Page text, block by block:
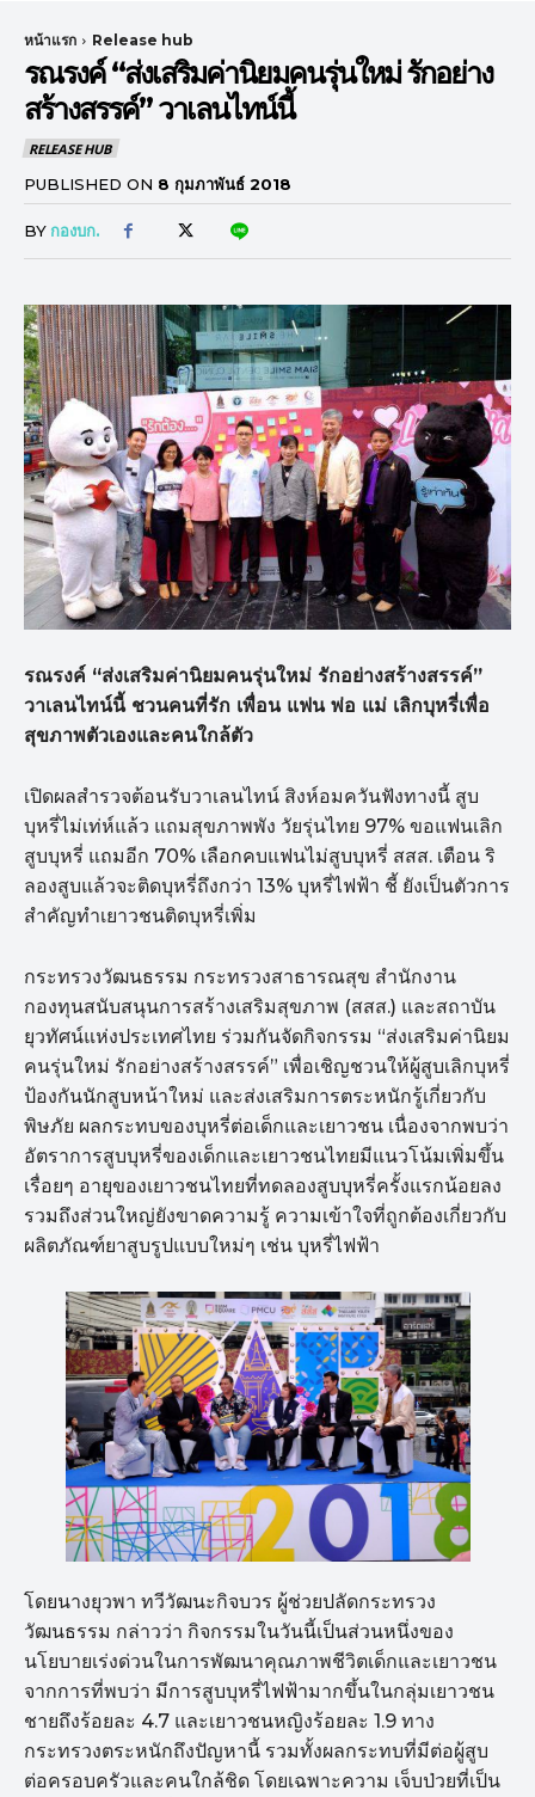
หน้าแรก Release hub
รณรงค์ “ส่งเสริมค่านิยมคนรุ่นใหม่ รักอย่าง
สร้างสรรค์” วาเลนไทน์นี้
RELEASE HUB
PUBLISHED ON 8 กุมภาพันธ์ 2018
BY กองบก.
รณรงค์ “ส่งเสริมค่านิยมคนรุ่นใหม่ รักอย่างสร้างสรรค์”
วาเลนไทน์นี้ ชวนคนที่รัก เพื่อน แฟน พ่อ แม่ เลิกบุหรี่เพื่อ
สุขภาพตัวเองและคนใกล้ตัว
เปิดผลสำรวจต้อนรับวาเลนไทน์ สิงห์อมควันฟังทางนี้ สูบ
บุหรี่ไม่เท่ห์แล้ว แถมสุขภาพพัง วัยรุ่นไทย 97% ขอแฟนเลิก
สูบบุหรี่ แถมอีก 70% เลือกคบแฟนไม่สูบบุหรี่ สสส. เตือน ริ
ลองสูบแล้วจะติดบุหรี่ถึงกว่า 13% บุหรี่ไฟฟ้า ชี้ ยังเป็นตัวการ
สำคัญทำเยาวชนติดบุหรี่เพิ่ม
กระทรวงวัฒนธรรม กระทรวงสาธารณสุข สำนักงาน
กองทุนสนับสนุนการสร้างเสริมสุขภาพ (สสส.) และสถาบัน
ยุวทัศน์แห่งประเทศไทย ร่วมกันจัดกิจกรรม “ส่งเสริมค่านิยม
คนรุ่นใหม่ รักอย่างสร้างสรรค์” เพื่อเชิญชวนให้ผู้สูบเลิกบุหรี่
ป้องกันนักสูบหน้าใหม่ และส่งเสริมการตระหนักรู้เกี่ยวกับ
พิษภัย ผลกระทบของบุหรี่ต่อเด็กและเยาวชน เนื่องจากพบว่า
อัตราการสูบบุหรี่ของเด็กและเยาวชนไทยมีแนวโน้มเพิ่มขึ้น
เรื่อยๆ อายุของเยาวชนไทยที่ทดลองสูบบุหรี่ครั้งแรกน้อยลง
รวมถึงส่วนใหญ่ยังขาดความรู้ ความเข้าใจที่ถูกต้องเกี่ยวกับ
ผลิตภัณฑ์ยาสูบรูปแบบใหม่ๆ เช่น บุหรี่ไฟฟ้า
โดยนางยุวพา ทวีวัฒนะกิจบวร ผู้ช่วยปลัดกระทรวง
วัฒนธรรม กล่าวว่า กิจกรรมในวันนี้เป็นส่วนหนึ่งของ
นโยบายเร่งด่วนในการพัฒนาคุณภาพชีวิตเด็กและเยาวชน
จากการที่พบว่า มีการสูบบุหรี่ไฟฟ้ามากขึ้นในกลุ่มเยาวชน
ชายถึงร้อยละ 4.7 และเยาวชนหญิงร้อยละ 1.9 ทาง
กระทรวงตระหนักถึงปัญหานี้ รวมทั้งผลกระทบที่มีต่อผู้สูบ
ต่อครอบครัวและคนใกล้ชิด โดยเฉพาะความ เจ็บป่วยที่เป็น